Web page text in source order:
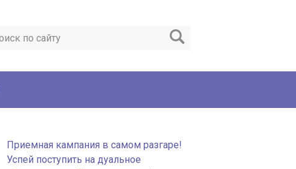
Приемная кампания в самом разгаре!
Успей поступить на дуальное